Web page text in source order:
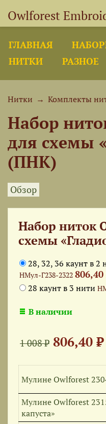
Owlforest
ГЛАВНАЯ
НИТКИ
РАЗНОЕ
Нитки → Комплекты
Набор
для схемы
(ПНК)
Обзор
Набор ниток
схемы
28, 32, 36 каунт в 2
НМул-Г238-2322 806,40
28 каунт в 3 нити
В наличии
1 008 ₽ 806,40 ₽
Мулине Owlforest
Мулине Owlforest
капуста»